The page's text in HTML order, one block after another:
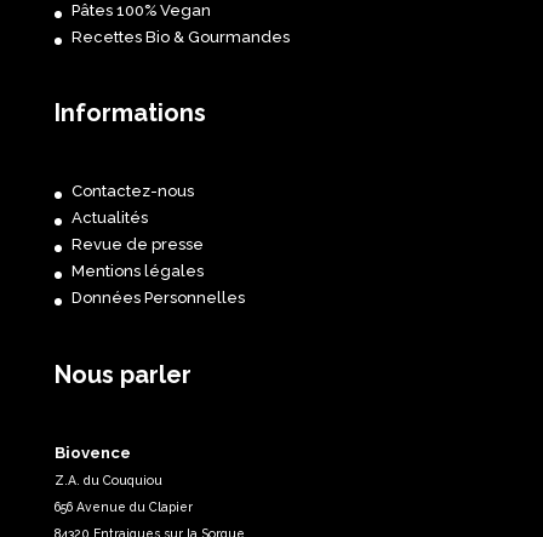
Pâtes 100% Vegan
Recettes Bio & Gourmandes
Informations
Contactez-nous
Actualités
Revue de presse
Mentions légales
Données Personnelles
Nous parler
Biovence
Z.A. du Couquiou
656 Avenue du Clapier
84320 Entraigues sur la Sorgue